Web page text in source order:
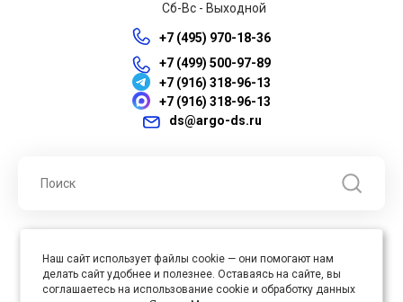
Сб-Вс - Выходной
+7 (495) 970-18-36
+7 (499) 500-97-89
+7 (916) 318-96-13
+7 (916) 318-96-13
ds@argo-ds.ru
права защищены
Юр. адрес : 105005, г. Москва, ул. Бауманская, д.20, стр. 3
Наш сайт использует файлы cookie — они помогают нам
делать сайт удобнее и полезнее. Оставаясь на сайте, вы
соглашаетесь на использование cookie и обработку данных